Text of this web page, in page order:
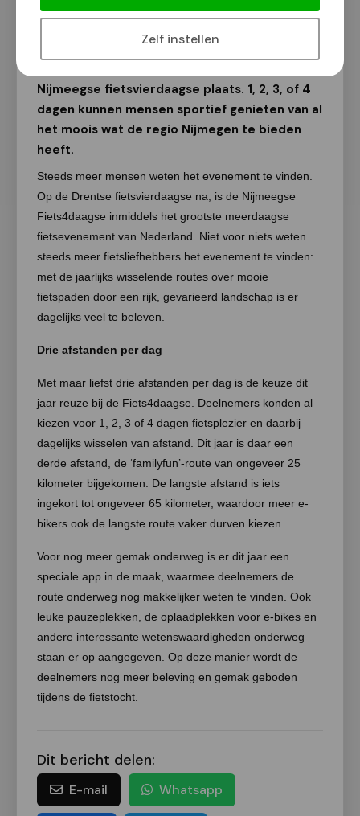
Zelf instellen
Fotograaf: Geert Timmer
Nijmeegse fietsvierdaagse plaats. 1, 2, 3, of 4
dagen kunnen mensen sportief genieten van al
het moois wat de regio Nijmegen te bieden
heeft.
Steeds meer mensen weten het evenement te vinden.
Op de Drentse fietsvierdaagse na, is de Nijmeegse
Fiets4daagse inmiddels het grootste meerdaagse
fietsevenement van Nederland. Niet voor niets weten
steeds meer fietsliefhebbers het evenement te vinden:
met de jaarlijks wisselende routes over mooie
fietspaden door een rijk, gevarieerd landschap is er
dagelijks veel te beleven.
Drie afstanden per dag
Met maar liefst drie afstanden per dag is de keuze dit
jaar reuze bij de Fiets4daagse. Deelnemers konden al
kiezen voor 1, 2, 3 of 4 dagen fietsplezier en daarbij
dagelijks wisselen van afstand. Dit jaar is daar een
derde afstand, de ‘familyfun’-route van ongeveer 25
kilometer bijgekomen. De langste afstand is iets
ingekort tot ongeveer 65 kilometer, waardoor meer e-
bikers ook de langste route vaker durven kiezen.
Voor nog meer gemak onderweg is er dit jaar een
speciale app in de maak, waarmee deelnemers de
route onderweg nog makkelijker weten te vinden. Ook
leuke pauzeplekken, de oplaadplekken voor e-bikes en
andere interessante wetenswaardigheden onderweg
staan er op aangegeven. Op deze manier wordt de
deelnemers nog meer beleving en gemak geboden
tijdens de fietstocht.
Dit bericht delen:
E-mail Whatsapp